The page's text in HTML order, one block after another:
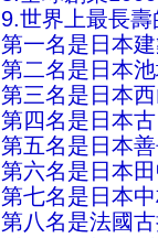
9.世界上最長
第一名是日本
第二名是日本
第三名是日本
第四名是日本
第五名是日本
第六名是日本
第七名是日本
第八名是法國